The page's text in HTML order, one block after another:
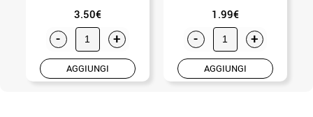
3.50€
- +
AGGIUNGI
1.99€
- +
AGGIUNGI